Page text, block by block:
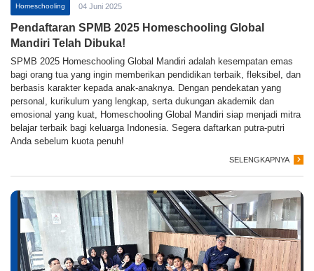
Homeschooling 04 Juni 2025
Pendaftaran SPMB 2025 Homeschooling Global
Mandiri Telah Dibuka!
SPMB 2025 Homeschooling Global Mandiri adalah kesempatan emas
bagi orang tua yang ingin memberikan pendidikan terbaik, fleksibel, dan
berbasis karakter kepada anak-anaknya. Dengan pendekatan yang
personal, kurikulum yang lengkap, serta dukungan akademik dan
emosional yang kuat, Homeschooling Global Mandiri siap menjadi mitra
belajar terbaik bagi keluarga Indonesia. Segera daftarkan putra-putri
Anda sebelum kuota penuh!
SELENGKAPNYA